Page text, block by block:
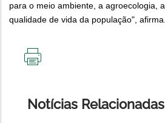
para o meio ambiente, a agroecologia,
qualidade de vida da população", afirma.
Notícias Relacionadas